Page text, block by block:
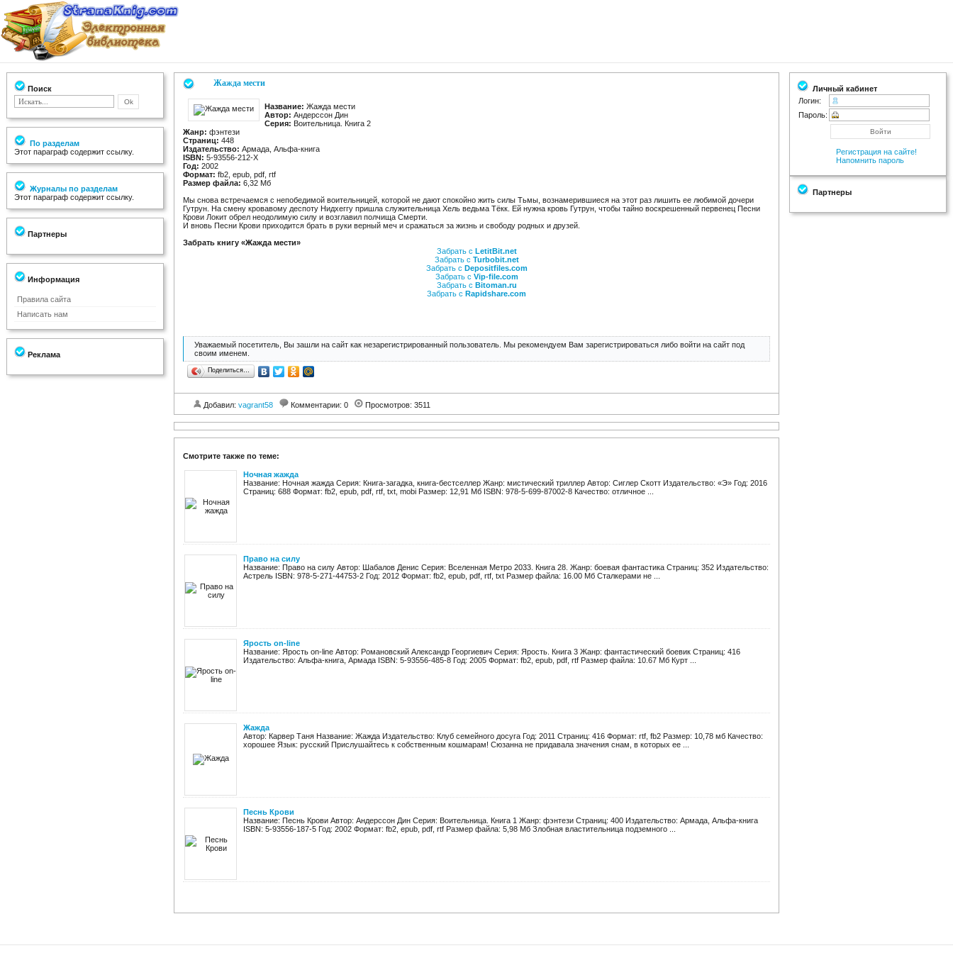
Поиск
По разделам
Этот параграф содержит ссылку.
Журналы по разделам
Этот параграф содержит ссылку.
Партнеры
Информация
Правила сайта
Написать нам
Реклама
Жажда мести
Название: Жажда мести
Автор: Андерссон Дин
Серия: Воительница. Книга 2
Жанр: фэнтези
Страниц: 448
Издательство: Армада, Альфа-книга
ISBN: 5-93556-212-X
Год: 2002
Формат: fb2, epub, pdf, rtf
Размер файла: 6,32 Мб
Мы снова встречаемся с непобедимой воительницей, которой не дают спокойно жить силы Тьмы, вознамерившиеся на этот раз лишить ее любимой дочери
Гутрун. На смену кровавому деспоту Нидхеггу пришла служительница Хель ведьма Тёкк. Ей нужна кровь Гутрун, чтобы тайно воскрешенный первенец Песни
Крови Локит обрел неодолимую силу и возглавил полчища Смерти.
И вновь Песни Крови приходится брать в руки верный меч и сражаться за жизнь и свободу родных и друзей.
Забрать книгу «Жажда мести»
Забрать с LetitBit.net
Забрать с Turbobit.net
Забрать с Depositfiles.com
Забрать с Vip-file.com
Забрать с Bitoman.ru
Забрать с Rapidshare.com
Уважаемый посетитель, Вы зашли на сайт как незарегистрированный пользователь. Мы рекомендуем Вам зарегистрироваться либо войти на сайт под
своим именем.
Поделиться…
Добавил: vagrant58 Комментарии: 0 Просмотров: 3511
Смотрите также по теме:
Ночная жажда
Название: Ночная жажда Серия: Книга-загадка, книга-бестселлер Жанр: мистический триллер Автор: Сиглер Скотт Издательство: «Э» Год: 2016
Страниц: 688 Формат: fb2, epub, pdf, rtf, txt, mobi Размер: 12,91 Мб ISBN: 978-5-699-87002-8 Качество: отличное ...
Право на силу
Название: Право на силу Автор: Шабалов Денис Серия: Вселенная Метро 2033. Книга 28. Жанр: боевая фантастика Страниц: 352 Издательство:
Астрель ISBN: 978-5-271-44753-2 Год: 2012 Формат: fb2, epub, pdf, rtf, txt Размер файла: 16.00 Мб Сталкерами не ...
Ярость on-line
Название: Ярость on-line Автор: Романовский Александр Георгиевич Серия: Ярость. Книга 3 Жанр: фантастический боевик Страниц: 416
Издательство: Альфа-книга, Армада ISBN: 5-93556-485-8 Год: 2005 Формат: fb2, epub, pdf, rtf Размер файла: 10.67 Мб Курт ...
Жажда
Автор: Карвер Таня Название: Жажда Издательство: Клуб семейного досуга Год: 2011 Страниц: 416 Формат: rtf, fb2 Размер: 10,78 мб Качество:
хорошее Язык: русский Прислушайтесь к собственным кошмарам! Сюзанна не придавала значения снам, в которых ее ...
Песнь Крови
Название: Песнь Крови Автор: Андерссон Дин Серия: Воительница. Книга 1 Жанр: фэнтези Страниц: 400 Издательство: Армада, Альфа-книга
ISBN: 5-93556-187-5 Год: 2002 Формат: fb2, epub, pdf, rtf Размер файла: 5,98 Мб Злобная властительница подземного ...
Личный кабинет
Логин:
Пароль:
Регистрация на сайте!
Напомнить пароль
Партнеры